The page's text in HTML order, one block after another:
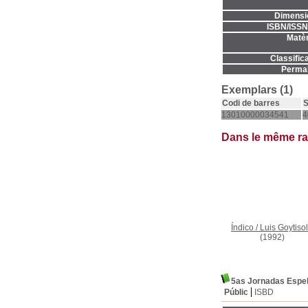
ISBN/
Exemplars (1)
Codi de barres
13010000034541
Dans le même
Índico / Luis
(1992)
5as Jornadas
Públic
ISBD